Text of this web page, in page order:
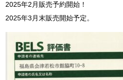
2025年2月販売予約開始！
2025年3月末販売開始予定。